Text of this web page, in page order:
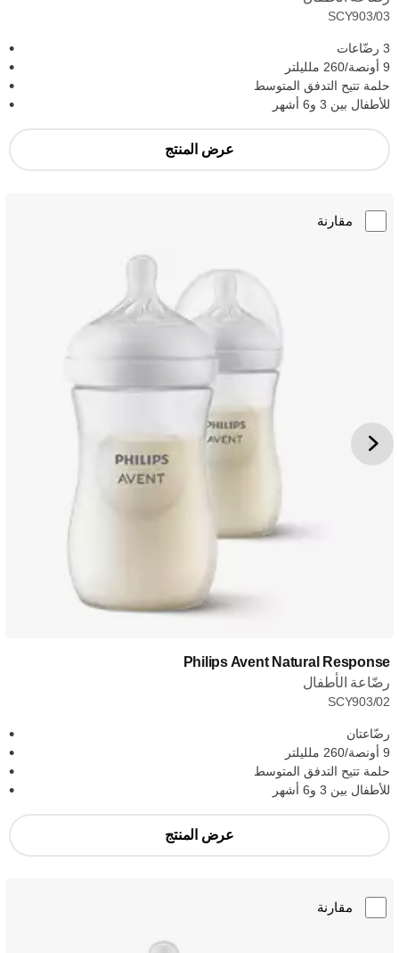
SCY903/03
3 رضّاعات
9 أونصة/260 ملليلتر
حلمة تتيح التدفق المتوسط
للأطفال بين 3 و6 أشهر
عرض المنتج
مقارنة
Philips Avent Natural Response
رضّاعة الأطفال
SCY903/02
رضّاعتان
9 أونصة/260 ملليلتر
حلمة تتيح التدفق المتوسط
للأطفال بين 3 و6 أشهر
عرض المنتج
مقارنة